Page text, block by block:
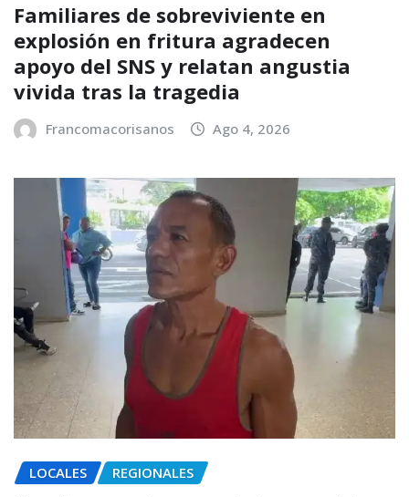
Familiares de sobreviviente en
explosión en fritura agradecen
apoyo del SNS y relatan angustia
vivida tras la tragedia
Francomacorisanos Ago 4, 2026
LOCALES REGIONALES